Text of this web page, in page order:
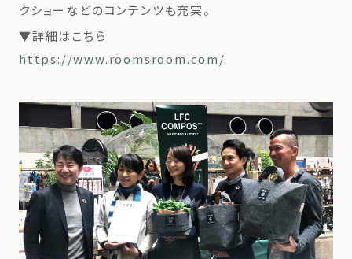
クショーなどのコンテンツも充実。
▼詳細はこちら
https://www.roomsroom.com/